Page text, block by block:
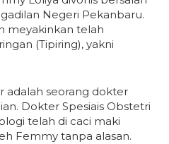
Negeri Pekanbaru.
meyakinkan telah
(Tipiring), yakni
adalah seorang dokter
Dokter Spesiais Obstetri
telah di caci maki
Femmy tanpa alasan.